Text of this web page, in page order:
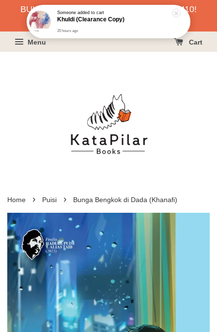
BUKU HARGA RAHMAH SERENDAH RM10!
KLIK SINI UNTUK PESAN!
Menu Cart
Home › Puisi › Bunga Bengkok di Dada (Khanafi)
20 hours ago